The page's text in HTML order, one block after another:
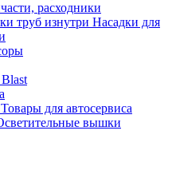
расходники
Насадки для
Товары для автосервиса
вышки